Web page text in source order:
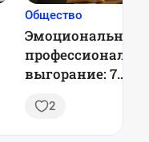
Общество
Эмоциональное
выгорание: 7
профилактики,
оставаться в
2